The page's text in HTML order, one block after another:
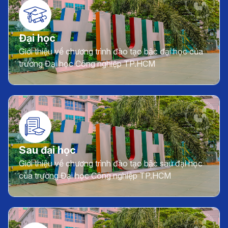
Đại học
Giới thiệu về chương trình đào tạo bậc đại học của
trường Đại học Công nghiệp TP.HCM
Sau đại học
Giới thiệu về chương trình đào tạo bậc sau đại học
của trường Đại học Công nghiệp TP.HCM